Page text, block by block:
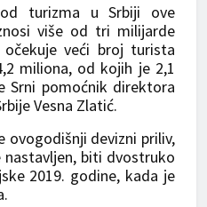
turizma u Srbiji ove
više od tri milijarde
veći broj turista
miliona, od kojih je 2,1
Srni pomoćnik direktora
Vesna Zlatić.
ovogodišnji devizni priliv,
biti dvostruko
2019. godine, kada je